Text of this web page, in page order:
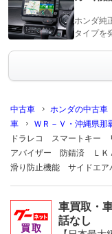
ホンダ純
タイプを
中古車 ホンダの中古車
車
ＷＲ－Ｖ・沖縄県那
ドラレコ スマートキ
アバイザー 防錆済 Ｌ
滑り防止機能 サイドエ
車買取・
話なし